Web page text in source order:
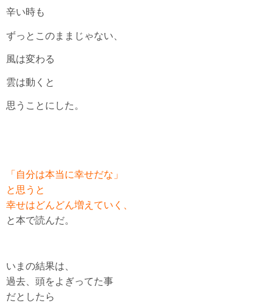
辛い時も
ずっとこのままじゃない、
風は変わる
雲は動くと
思うことにした。
「自分は本当に幸せだな」
と思うと
幸せはどんどん増えていく、
と本で読んだ。
いまの結果は、
過去、頭をよぎってた事
だとしたら